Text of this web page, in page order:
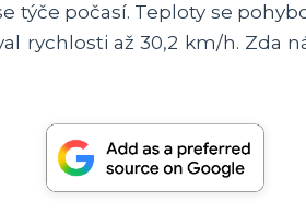
počasí. Teploty se
rychlosti až 30,2 km/h. Zda